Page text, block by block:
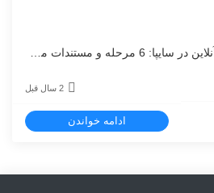
2 سال قبل
ادامه خواندن